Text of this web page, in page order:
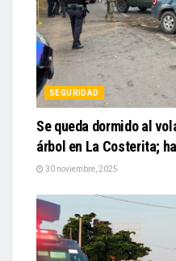
SEGURIDAD
Se queda dormido al
árbol en La Costerita;
30 noviembre, 2025